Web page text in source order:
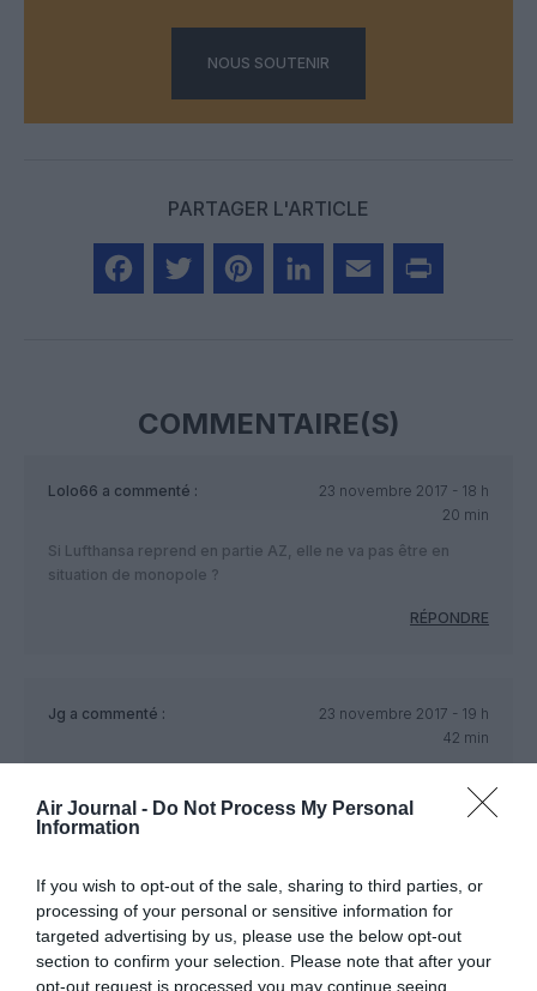
Air Journal - Do Not Process My Personal
Information
If you wish to opt-out of the sale, sharing to third parties, or
processing of your personal or sensitive information for
targeted advertising by us, please use the below opt-out
section to confirm your selection. Please note that after your
opt-out request is processed you may continue seeing
NOUS SOUTENIR
PARTAGER L'ARTICLE
COMMENTAIRE(S)
Lolo66 a commenté :
23 novembre 2017 - 18 h
20 min
Si Lufthansa reprend en partie AZ, elle ne va pas être en
situation de monopole ?
RÉPONDRE
Jg a commenté :
23 novembre 2017 - 19 h
42 min
entourloupe comptable.
LAISSER UN COMMENTAIRE